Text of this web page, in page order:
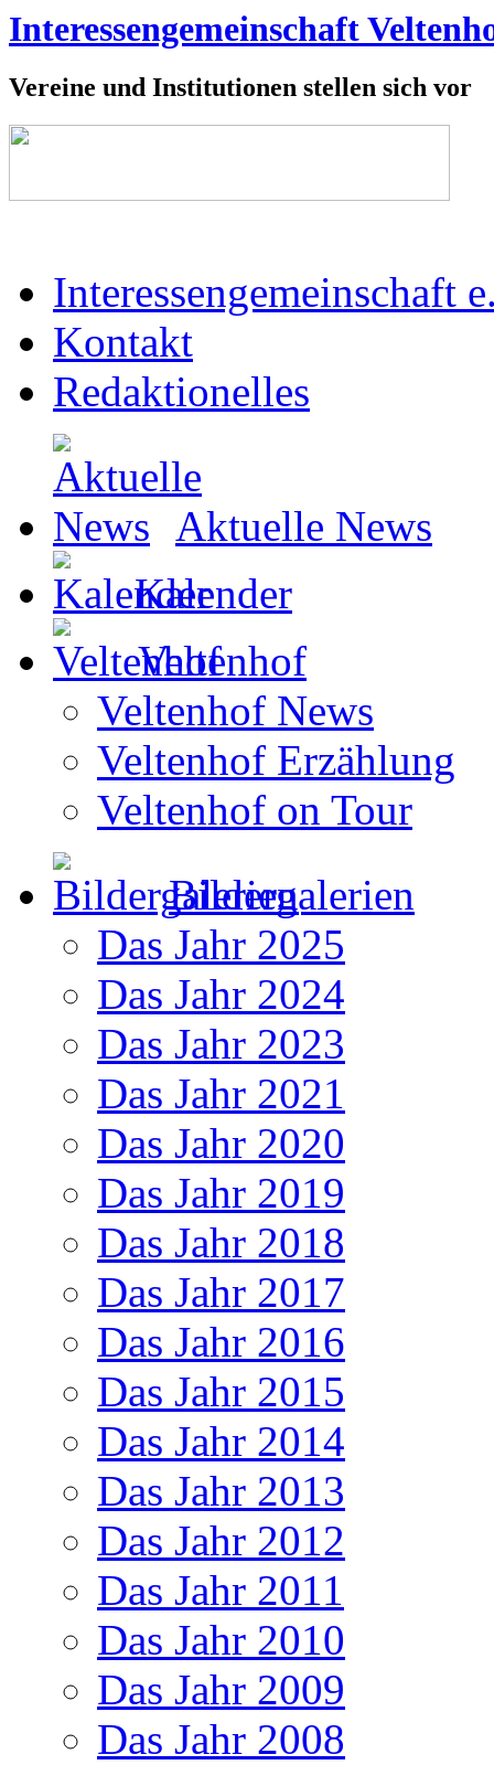
Interessengemeinschaft
Vereine und Institutionen stellen sich vor
Interessengemeinschaft
Kontakt
Redaktionelles
Aktuelle News
Kalender
Veltenhof
Veltenhof News
Veltenhof Erzählung
Veltenhof on Tour
Bildergalerien
Das Jahr 2025
Das Jahr 2024
Das Jahr 2023
Das Jahr 2021
Das Jahr 2020
Das Jahr 2019
Das Jahr 2018
Das Jahr 2017
Das Jahr 2016
Das Jahr 2015
Das Jahr 2014
Das Jahr 2013
Das Jahr 2012
Das Jahr 2011
Das Jahr 2010
Das Jahr 2009
Das Jahr 2008